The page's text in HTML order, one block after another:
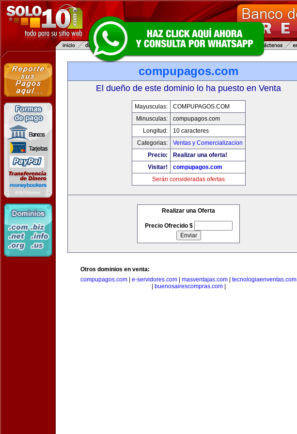
compupagos.com
El dueño de este dominio lo ha puesto en Venta
Mayusculas:
COMPUPAGOS.COM
Minusculas:
compupagos.com
Longitud:
10 caracteres
Categorias:
Ventas y Comercializacion
Precio:
Realizar una oferta!
Visitar!
compupagos.com
Serán consideradas ofertas
Realizar una Oferta
Precio Ofrecido $
Otros dominios en venta:
compupagos.com
e-servidores.com masventajas.com
tecnologiaenventas.com
buenosairescompras.com|